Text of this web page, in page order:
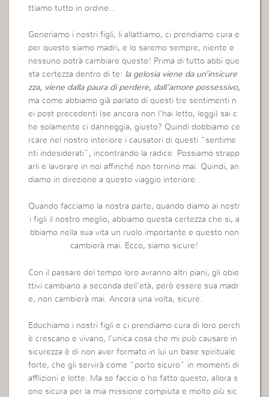
ttiamo tutto in ordine…
Generiamo i nostri figli, li allattiamo, ci prendiamo cura e
per questo siamo madri, e lo saremo sempre, niente e
nessuno potrà cambiare questo! Prima di tutto abbi que
sta certezza dentro di te: la gelosia viene da un’insicure
zza, viene dalla paura di perdere, dall’amore possessivo,
ma come abbiamo già parlato di questi tre sentimenti n
ei post precedenti (se ancora non l’hai letto, leggi) sai c
he solamente ci danneggia, giusto? Quindi dobbiamo ce
rcare nel nostro interiore i causatori di questi “sentime
nti indesiderati”, incontrando la radice. Possiamo strapp
arli e lavorare in noi affinché non tornino mai. Quindi, an
diamo in direzione a questo viaggio interiore.
Quando facciamo la nostra parte, quando diamo ai nostr
i figli il nostro meglio, abbiamo questa certezza che si, a
bbiamo nella sua vita un ruolo importante e questo non
cambierà mai. Ecco, siamo sicure!
Con il passare del tempo loro avranno altri piani, gli obie
ttivi cambiano a seconda dell’età, però essere sua madr
e, non cambierà mai. Ancora una volta, sicure.
Educhiamo i nostri figli e ci prendiamo cura di loro perch
è crescano e vivano, l’unica cosa che mi può causare in
sicurezza è di non aver formato in lui un base spirituale
forte, che gli servirà come “porto sicuro” in momenti di
afflizioni e lotte. Ma se faccio o ho fatto questo, allora s
ono sicura per la mia missione compiuta e molto più sic